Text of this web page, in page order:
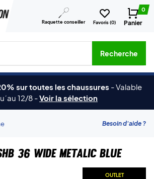
Raquette conseiller Favoris (0)
0
Panier
de produits, de marques, etc.
Recherche
sur toutes les chaussures -Valable
12/8 -Voir la sélection
Besoin d'aide ?
36 Wide Metalic Blue
OUTLET